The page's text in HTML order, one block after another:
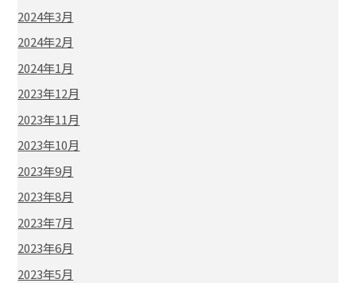
2024年3月
2024年2月
2024年1月
2023年12月
2023年11月
2023年10月
2023年9月
2023年8月
2023年7月
2023年6月
2023年5月